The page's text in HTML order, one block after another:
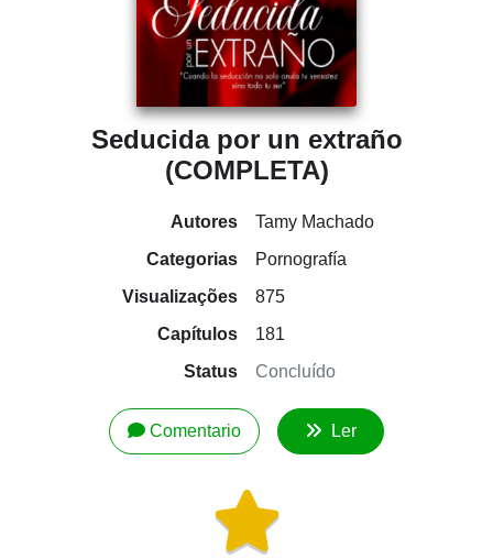
Seducida por un extraño
(COMPLETA)
Autores
Tamy Machado
Categorias
Pornografía
Visualizações
875
Capítulos
181
Status
Concluído
Comentario Ler